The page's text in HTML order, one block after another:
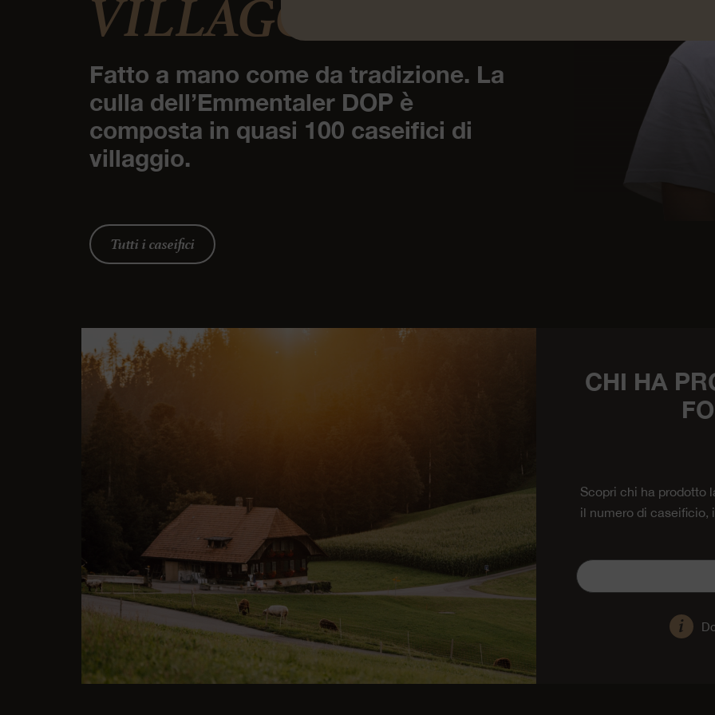
VILLAGGIO
Fatto a mano come da tradizione. La
culla dell’Emmentaler DOP è
composta in quasi 100 caseifici di
villaggio.
Tutti i caseifici
CHI HA
Scopri chi ha prodotto
il numero di caseificio,